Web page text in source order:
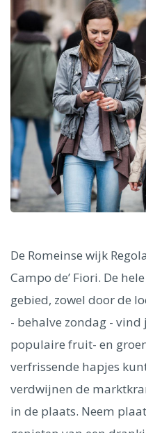
Alle steden
Phoenix
Dresden
Ålesund
Rome
Dublin
Hong Kong
Madrid
Vancouver
De Romeinse wijk
Campo de’ Fiori. De
gebied, zowel door de
- behalve zondag -
populaire fruit- en
verfrissende hapjes
verdwijnen de
in de plaats. Neem